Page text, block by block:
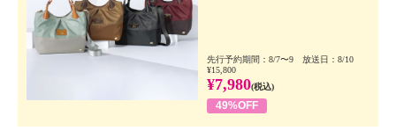
先行予約期間：8/7〜9 放送日：8/10
¥15,800
¥7,980(税込)
49%OFF